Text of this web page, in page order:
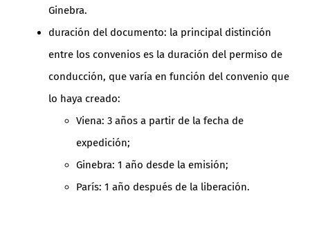
Ginebra.
duración del documento: la principal distinción
entre los convenios es la duración del permiso de
conducción, que varía en función del convenio que
lo haya creado:
Viena: 3 años a partir de la fecha de
expedición;
Ginebra: 1 año desde la emisión;
París: 1 año después de la liberación.